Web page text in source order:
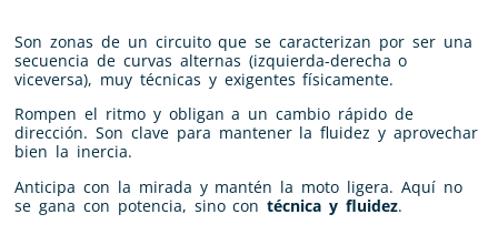
Son zonas de un circuito que se caracterizan por ser una
secuencia de curvas alternas (izquierda-derecha o
viceversa), muy técnicas y exigentes físicamente.
Rompen el ritmo y obligan a un cambio rápido de
dirección. Son clave para mantener la fluidez y aprovechar
bien la inercia.
Anticipa con la mirada y mantén la moto ligera. Aquí no
se gana con potencia, sino contécnica y fluidez.